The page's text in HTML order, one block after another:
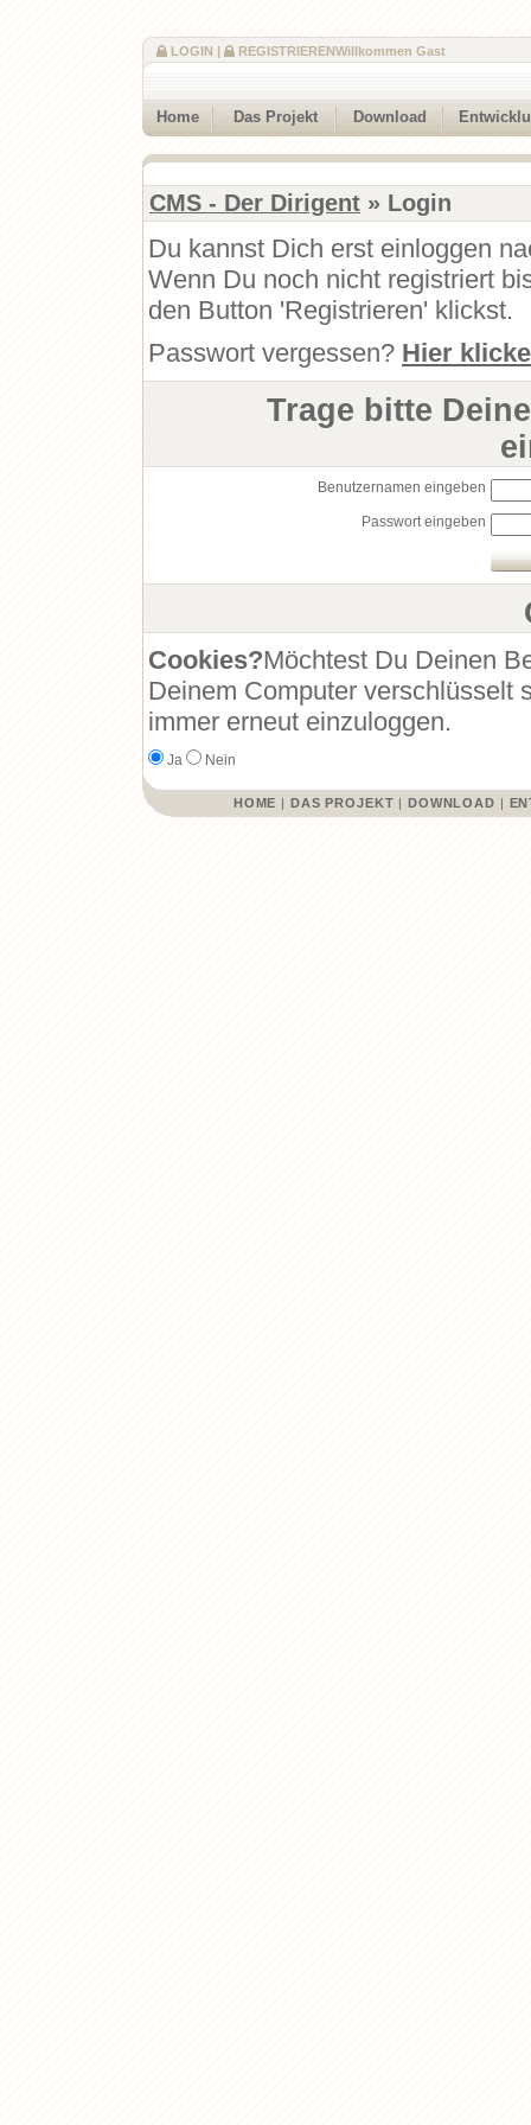
Willkommen Gast
LOGIN | REGISTRIEREN
Home Das Projekt Download
CMS - Der Dirigent » Login
Du kannst Dich erst einloggen
Wenn Du noch nicht registriert
den Button 'Registrieren' klickst.
Passwort vergessen? Hier
Trage bitte
Benutzernamen eingeben
Passwort eingeben
Cookies?Möchtest Du Deinen
Deinem Computer verschlüsselt
immer erneut einzuloggen.
Ja Nein
HOME | DAS PROJEKT | DOWNLOAD |